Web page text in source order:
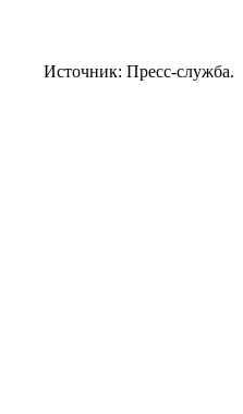
Источник: Пресс-служба.